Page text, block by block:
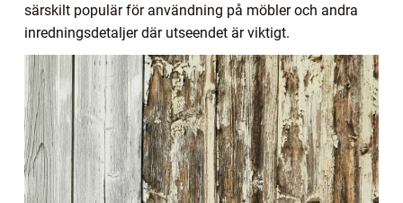
särskilt populär för användning på möbler och andra
inredningsdetaljer där utseendet är viktigt.